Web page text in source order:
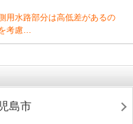
用水路部分は高低差があるの
考慮…
島市